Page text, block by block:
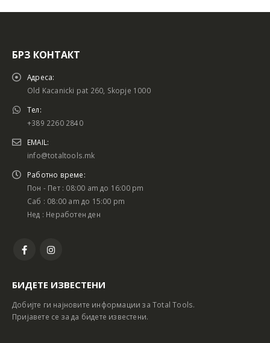
Батериски сет
Батериски сет Ротирачки Чекан и Бормашина 20V
БРЗ КОНТАКТ
Адреса:
Old Kacanicki pat 260, Skopje 1000
Тел:
+389 2260 2840
EMAIL:
info@totaltools.mk
Работно време:
Пон - Пет : 08:00 am до 16:00 pm
Саб : 08:00 am до 15:00 pm
Нед : Неработен ден
БИДЕТЕ ИЗВЕСТЕНИ
Добијте ги најновите информации за Total Tools.
Пријавете се за да бидете известени.